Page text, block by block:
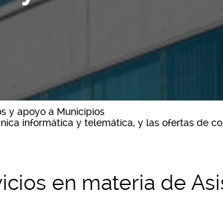
y apoyo a Municipios
informática y telemática, y las ofertas de
en materia de